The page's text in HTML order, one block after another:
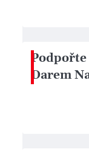
Darem